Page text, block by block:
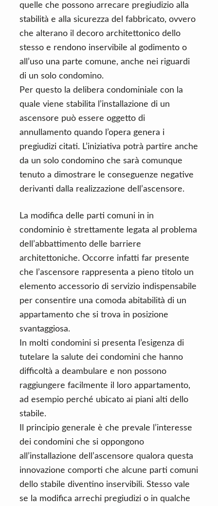
quelle che possono arrecare pregiudizio alla
stabilità e alla sicurezza del fabbricato, ovvero
che alterano il decoro architettonico dello
stesso e rendono inservibile al godimento o
all’uso una parte comune, anche nei riguardi
di un solo condomino.
Per questo la delibera condominiale con la
quale viene stabilita l’installazione di un
ascensore può essere oggetto di
annullamento quando l’opera genera i
pregiudizi citati. L’iniziativa potrà partire anche
da un solo condomino che sarà comunque
tenuto a dimostrare le conseguenze negative
derivanti dalla realizzazione dell’ascensore.
La modifica delle parti comuni in in
condominio è strettamente legata al problema
dell’abbattimento delle barriere
architettoniche. Occorre infatti far presente
che l’ascensore rappresenta a pieno titolo un
elemento accessorio di servizio indispensabile
per consentire una comoda abitabilità di un
appartamento che si trova in posizione
svantaggiosa.
In molti condomini si presenta l’esigenza di
tutelare la salute dei condomini che hanno
difficoltà a deambulare e non possono
raggiungere facilmente il loro appartamento,
ad esempio perché ubicato ai piani alti dello
stabile.
Il principio generale è che prevale l’interesse
dei condomini che si oppongono
all’installazione dell’ascensore qualora questa
innovazione comporti che alcune parti comuni
dello stabile diventino inservibili. Stesso vale
se la modifica arrechi pregiudizi o in qualche